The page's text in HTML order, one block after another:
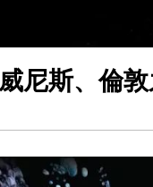
尼斯、倫